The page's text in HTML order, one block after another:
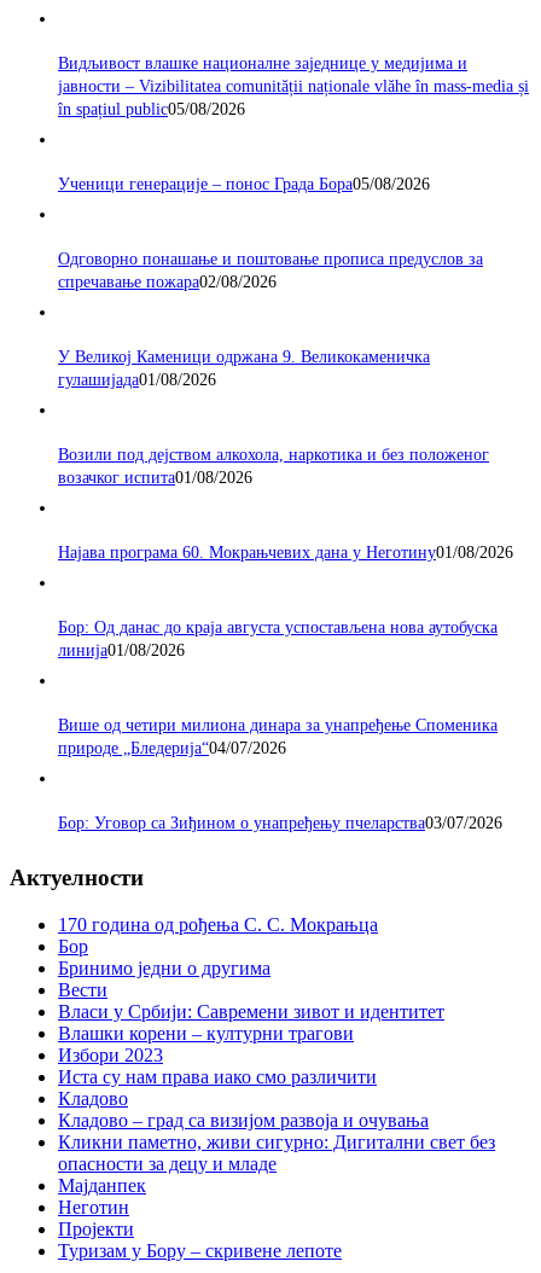
Видљивост влашке националне заједнице у медијима и
јавности – Vizibilitatea comunității naționale vlăhe în mass-media și
în spațiul public05/08/2026
Ученици генерације – понос Града Бора05/08/2026
Одговорно понашање и поштовање прописа предуслов за
спречавање пожара02/08/2026
У Великој Каменици одржана 9. Великокаменичка
гулашијада01/08/2026
Возили под дејством алкохола, наркотика и без положеног
возачког испита01/08/2026
Најава програма 60. Мокрањчевих дана у Неготину01/08/2026
Бор: Од данас до краја августа успостављена нова аутобуска
линија01/08/2026
Више од четири милиона динара за унапређење Споменика
природе „Бледерија“04/07/2026
Бор: Уговор са Зиђином о унапређењу пчеларства03/07/2026
Актуелности
170 година од рођења С. С. Мокрањца
Бор
Бринимо једни о другима
Вести
Власи у Србији: Савремени зивот и идентитет
Влашки корени – културни трагови
Избори 2023
Иста су нам права иако смо различити
Кладово
Кладово – град са визијом развоја и очувања
Кликни паметно, живи сигурно: Дигитални свет без
опасности за децу и младе
Мајданпек
Неготин
Пројекти
Туризам у Бору – скривене лепоте